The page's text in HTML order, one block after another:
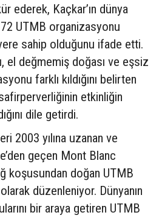
ederek, Kaçkar’ın dünya
UTMB organizasyonu
sahip olduğunu ifade etti.
el değmemiş doğası ve eşsiz
farklı kıldığını belirten
etkinliğin
dile getirdi.
2003 yılına uzanan ve
geçen Mont Blanc
koşusundan doğan UTMB
düzenleniyor. Dünyanın
bir araya getiren UTMB